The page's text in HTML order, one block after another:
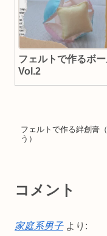
フェルトで作るボ
Vol.2
フェルトで作る絆創膏
う）
コメント
家庭系男子 より: